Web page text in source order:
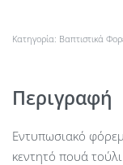
Κατηγορία: Βαπτιστικά
Περιγραφή
Eντυπωσιακό
κεντητό πουά